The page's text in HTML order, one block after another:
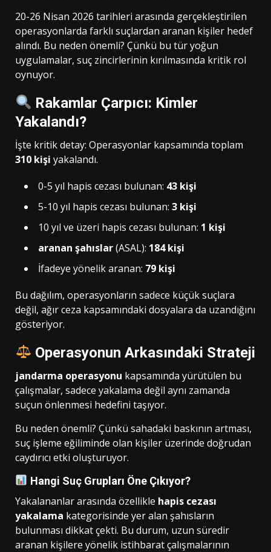
20-26 Nisan 2026 tarihleri arasında gerçekleştirilen
operasyonlarda farklı suçlardan aranan kişiler hedef
alındı. Bu neden önemli? Çünkü bu tür yoğun
uygulamalar, suç zincirlerinin kırılmasında kritik rol
oynuyor.
Rakamlar Çarpıcı: Kimler
Yakalandı?
İşte kritik detay: Operasyonlar kapsamında toplam
310 kişi yakalandı.
0-5 yıl hapis cezası bulunan: 43 kişi
5-10 yıl hapis cezası bulunan: 3 kişi
10 yıl ve üzeri hapis cezası bulunan: 1 kişi
aranan şahıslar(ASAL): 184 kişi
İfadeye yönelik aranan: 79 kişi
Bu dağılım, operasyonların sadece küçük suçlara
değil, ağır ceza kapsamındaki dosyalara da uzandığını
gösteriyor.
Operasyonun Arkasındaki Strateji
jandarma operasyonu kapsamında yürütülen bu
çalışmalar, sadece yakalama değil aynı zamanda
suçun önlenmesi hedefini taşıyor.
Bu neden önemli? Çünkü sahadaki baskının artması,
suç işleme eğiliminde olan kişiler üzerinde doğrudan
caydırıcı etki oluşturuyor.
Hangi Suç Grupları Öne Çıkıyor?
Yakalananlar arasında özellikle hapis cezası
yakalama kategorisinde yer alan şahısların
bulunması dikkat çekti. Bu durum, uzun süredir
aranan kişilere yönelik istihbarat çalışmalarının